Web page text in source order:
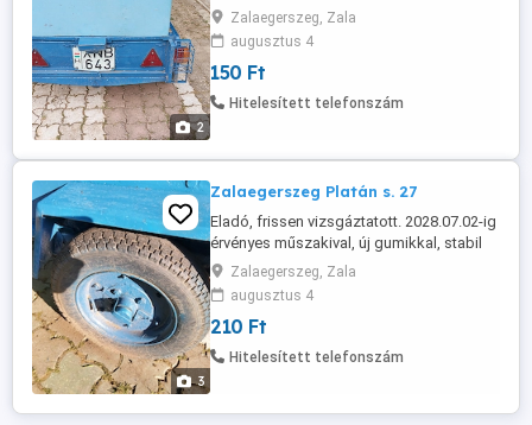
2
gumival.
Zalaegerszeg, Zala
augusztus 4
150 Ft
Hitelesített telefonszám
3
Zalaegerszeg Platán s. 27
Eladó, frissen vizsgáztatott. 2028.07.02-ig
érvényes műszakival, új gumikkal, stabil
(magasítóval) felépítménnyel egy 320kg-
os sz.gk. Utánfutó 210.E Ft. Érd. tel.
Zalaegerszeg, Zala
augusztus 4
210 Ft
Hitelesített telefonszám